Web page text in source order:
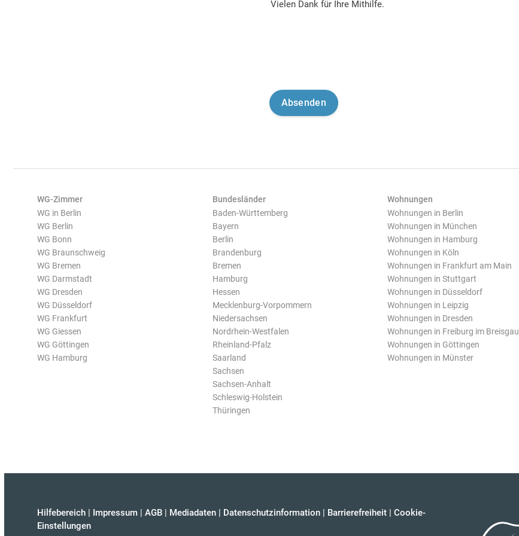
Vielen Dank für Ihre Mithilfe.
WG-Zimmer
WG in Berlin
WG Berlin
WG Bonn
WG Braunschweig
WG Bremen
WG Darmstadt
WG Dresden
WG Düsseldorf
WG Frankfurt
WG Giessen
WG Göttingen
WG Hamburg
Bundesländer
Baden-Württemberg
Bayern
Berlin
Brandenburg
Bremen
Hamburg
Hessen
Mecklenburg-Vorpommern
Niedersachsen
Nordrhein-Westfalen
Rheinland-Pfalz
Saarland
Sachsen
Sachsen-Anhalt
Schleswig-Holstein
Thüringen
Wohnungen
Wohnungen in Berlin
Wohnungen in München
Wohnungen in Hamburg
Wohnungen in Köln
Wohnungen in Frankfurt am Main
Wohnungen in Stuttgart
Wohnungen in Düsseldorf
Wohnungen in Leipzig
Wohnungen in Dresden
Wohnungen in Freiburg im Breisgau
Wohnungen in Göttingen
Wohnungen in Münster
Hilfebereich | Impressum | AGB | Mediadaten | Datenschutzinformation | Barrierefreiheit | Cookie-
Einstellungen